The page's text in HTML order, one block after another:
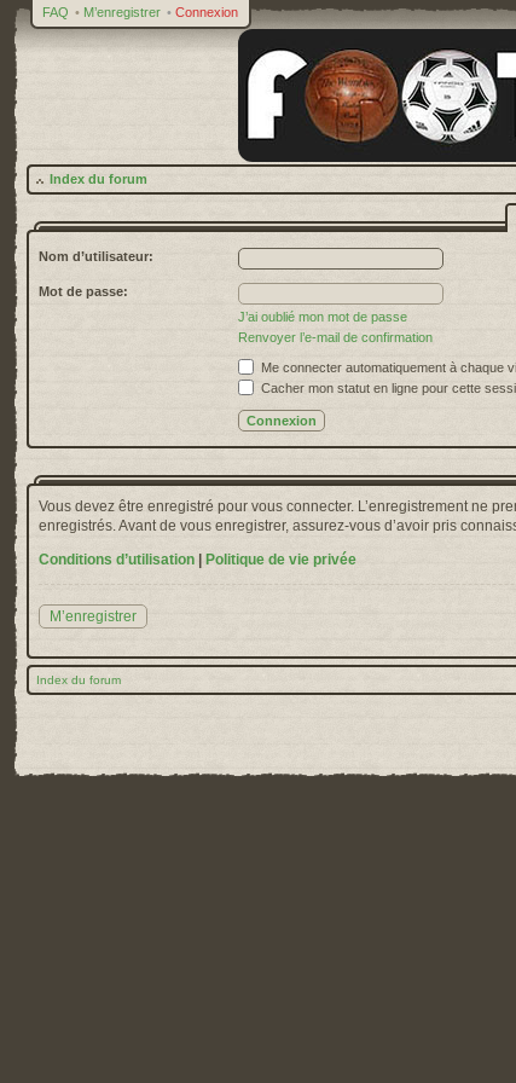
FAQ • M’enregistrer • Connexion
Index du forum
Nom d’utilisateur:
Mot de passe:
J’ai oublié mon mot de passe
Renvoyer l’e-mail de confirmation
Me connecter automatiquement à chaque
Cacher mon statut en ligne pour cette
Vous devez être enregistré pour vous connecter. L’enregistrement ne
enregistrés. Avant de vous enregistrer, assurez-vous d’avoir pris
Conditions d’utilisation
Politique de vie privée
M’enregistrer
Index du forum